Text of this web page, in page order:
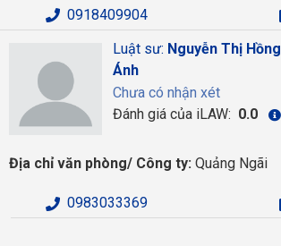
0918409904
Luật sư: Nguyễn Thị Hồng
Ánh
Chưa có nhận xét
Đánh giá của iLAW: 0.0
Địa chỉ văn phòng/ Công ty: Quảng Ngãi
0983033369